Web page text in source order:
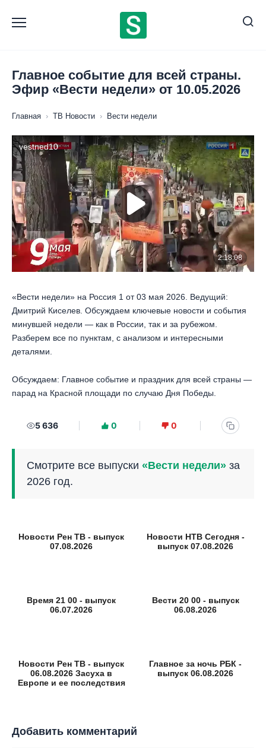
содержанию
Главное событие для всей страны.
Эфир «Вести недели» от 10.05.2026
Главная › ТВ Новости › Вести недели
«Вести недели» на Россия 1 от 03 мая 2026. Ведущий:
Дмитрий Киселев. Обсуждаем ключевые новости и события
минувшей недели — как в России, так и за рубежом.
Разберем все по пунктам, с анализом и интересными
деталями.
Обсуждаем: Главное событие и праздник для всей страны —
парад на Красной площади по случаю Дня Победы.
5 636 0 0
Смотрите все выпуски «Вести недели» за
2026 год.
Новости Рен ТВ - выпуск
07.08.2026
Новости НТВ Сегодня -
выпуск 07.08.2026
Время 21 00 - выпуск
06.07.2026
Вести 20 00 - выпуск
06.08.2026
Новости Рен ТВ - выпуск
06.08.2026 Засуха в
Европе и ее последствия
Главное за ночь РБК -
выпуск 06.08.2026
Добавить комментарий